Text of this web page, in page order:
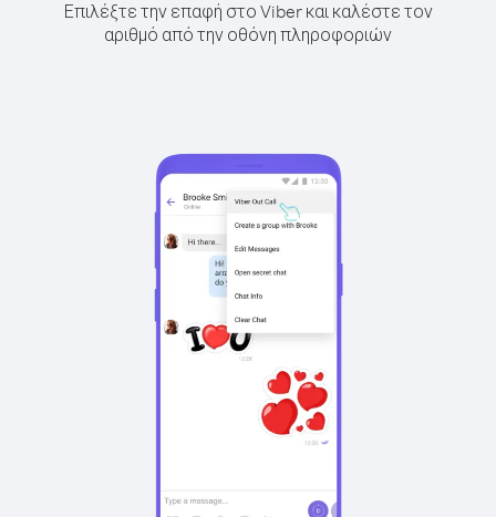
Επιλέξτε την επαφή στο Viber και καλέστε τον
αριθμό από την οθόνη πληροφοριών